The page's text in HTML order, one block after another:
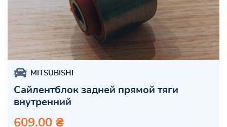
MITSUBISHI
Сайлентблок задней прямой тяги
внутренний
609.00 ₴